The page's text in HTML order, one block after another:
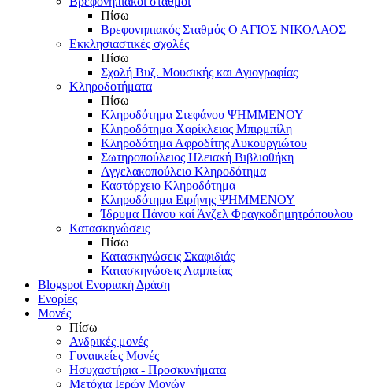
Πίσω
Βρεφονηπιακός Σταθμός Ο ΑΓΙΟΣ ΝΙΚΟΛΑΟΣ
Εκκλησιαστικές σχολές
Πίσω
Σχολή Βυζ. Μουσικής και Αγιογραφίας
Κληροδοτήματα
Πίσω
Κληροδότημα Στεφάνου ΨΗΜΜΕΝΟΥ
Κληροδότημα Χαρίκλειας Μπιρμπίλη
Κληροδότημα Αφροδίτης Λυκουργιώτου
Σωτηροπούλειος Ηλειακή Βιβλιοθήκη
Αγγελακοπούλειο Κληροδότημα
Καστόρχειο Κληροδότημα
Κληροδότημα Ειρήνης ΨΗΜΜΕΝΟΥ
Ίδρυμα Πάνου καί Άνζελ Φραγκοδημητρόπουλου
Κατασκηνώσεις
Πίσω
Κατασκηνώσεις Σκαφιδιάς
Κατασκηνώσεις Λαμπείας
Blogspot Ενοριακή Δράση
Ενορίες
Μονές
Πίσω
Ανδρικές μονές
Γυναικείες Μονές
Ησυχαστήρια - Προσκυνήματα
Μετόχια Ιερών Μονών